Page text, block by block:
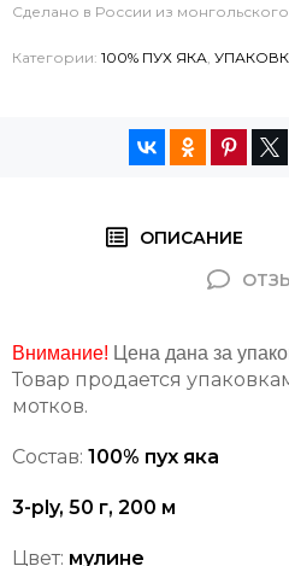
Сделано в России из
Категории: 100% ПУХ ЯКА
ОПИСАНИЕ
Внимание! Цена дана за
Товар продается
мотков.
Состав: 100% пух яка
3-ply, 50 г, 200 м
Цвет: мулине